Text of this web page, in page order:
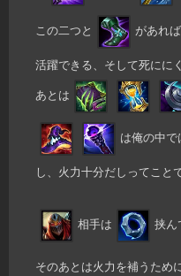
この二つと があれ
活躍できる、そして死にに
あとは
は俺の中
し、火力十分だしってこと
相手は 挟ん
そのあとは火力を補うため